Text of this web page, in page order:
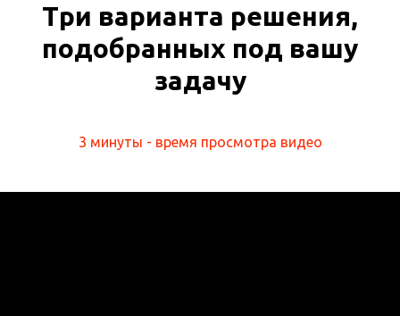
Три варианта решения,
подобранных под вашу
задачу
3 минуты - время просмотра видео